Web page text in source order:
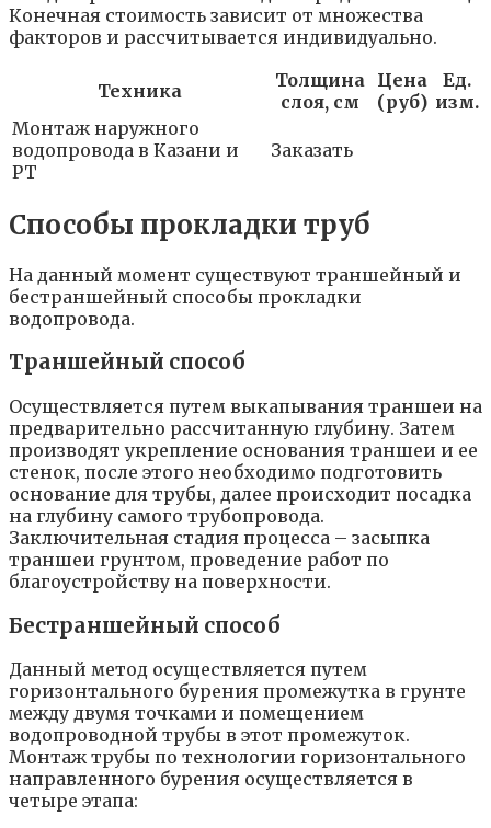
Конечная стоимость зависит от множества
факторов и рассчитывается индивидуально.
Техника
Толщина
слоя, см
Цена
(руб)
Ед.
изм.
Монтаж наружного
водопровода в Казани и
РТ
Заказать
Способы прокладки труб
На данный момент существуют траншейный и
бестраншейный способы прокладки
водопровода.
Траншейный способ
Осуществляется путем выкапывания траншеи на
предварительно рассчитанную глубину. Затем
производят укрепление основания траншеи и ее
стенок, после этого необходимо подготовить
основание для трубы, далее происходит посадка
на глубину самого трубопровода.
Заключительная стадия процесса – засыпка
траншеи грунтом, проведение работ по
благоустройству на поверхности.
Бестраншейный способ
Данный метод осуществляется путем
горизонтального бурения промежутка в грунте
между двумя точками и помещением
водопроводной трубы в этот промежуток.
Монтаж трубы по технологии горизонтального
направленного бурения осуществляется в
четыре этапа: